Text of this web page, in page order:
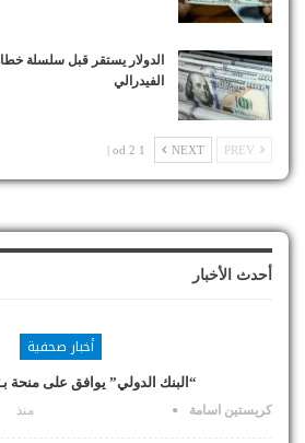
الدولار يستقر قبل سلسلة
الفيدرالي
NEXT
1 od 2 |
أحدث الأخبار
أخبار صحفية
“البنك الدولي” يوافق على منحة بـ100 مليون…
كريستين اسامة منذ